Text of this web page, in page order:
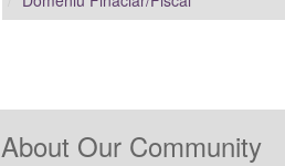
About Our Community